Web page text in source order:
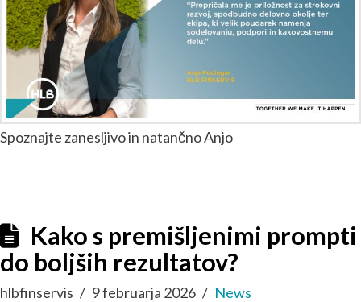
Spoznajte zanesljivo in natančno Anjo
Kako s premišljenimi prompti
do boljših rezultatov?
hlbfinservis 9 februarja 2026 News